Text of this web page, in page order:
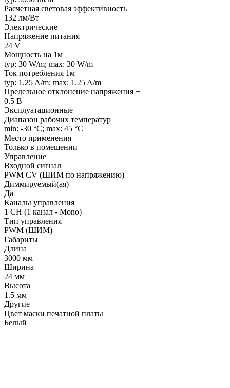
Расчетная световая эффективность
132 лм/Вт
Электрические
Напряжение питания
24 V
Мощность на 1м
typ: 30 W/m; max: 30 W/m
Ток потребления 1м
typ: 1.25 A/m; max: 1.25 A/m
Предельное отклонение напряжения ±
0.5 В
Эксплуатационные
Диапазон рабочих температур
min: -30 °C; max: 45 °C
Место применения
Только в помещении
Управление
Входной сигнал
PWM СV (ШИМ по напряжению)
Диммируемый(ая)
Да
Каналы управления
1 CH (1 канал - Mono)
Тип управления
PWM (ШИМ)
Габариты
Длина
3000 мм
Ширина
24 мм
Высота
1.5 мм
Другие
Цвет маски печатной платы
Белый